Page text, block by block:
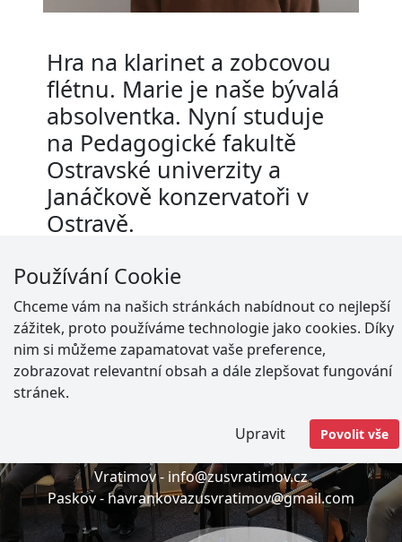
Hra na klarinet a zobcovou
flétnu. Marie je naše bývalá
absolventka. Nyní studuje
na Pedagogické fakultě
Ostravské univerzity a
Janáčkově konzervatoři v
Ostravě.
Adresa
Vratimov -Masarykovo náměstí 192
Paskov -Nádražní 573
Vratimov - info@zusvratimov.cz
Paskov -havrankovazusvratimov@gmail.com
Používání Cookie
Chceme vám na našich stránkách nabídnout co nejlepší
zážitek, proto používáme technologie jako cookies. Díky
nim si můžeme zapamatovat vaše preference,
zobrazovat relevantní obsah a dále zlepšovat fungování
stránek.
Upravit Povolit vše